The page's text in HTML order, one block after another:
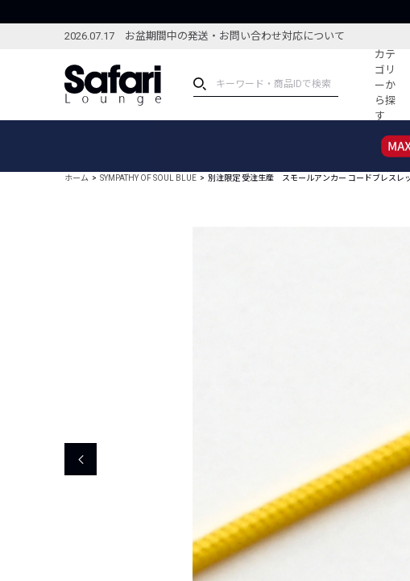
2026.07.17 お盆期間中の発送・お問い合わせ対応について
カテ
ゴリ
ーか
ら探
す
ブランドから探す
特集記事
ホーム SYMPATHY OF SOUL BLUE 別注限定 受注生産 スモールアンカー コードブレスレ